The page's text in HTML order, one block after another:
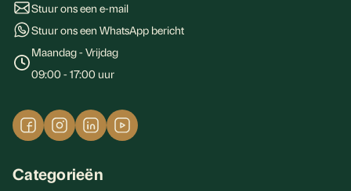
Stuur ons een e-mail
Stuur ons een WhatsApp bericht
Maandag - Vrijdag
09:00 - 17:00 uur
Categorieën